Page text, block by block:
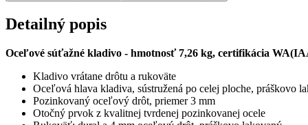
Detailný popis
Oceľové súťažné kladivo - hmotnosť 7,26 kg, certifikácia
Kladivo vrátane drôtu a rukoväte
Oceľová hlava kladiva, sústružená po celej ploche, práškovo
Pozinkovaný oceľový drôt, priemer 3 mm
Otočný prvok z kvalitnej tvrdenej pozinkovanej ocele